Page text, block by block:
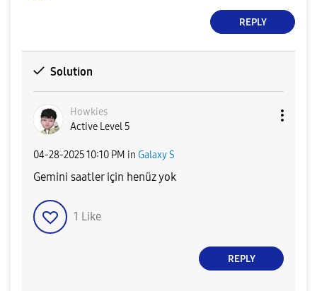
REPLY
Solution
Howkies
Active Level 5
‎04-28-202510:10 PM in Galaxy S
Gemini saatler için henüz yok
1 Like
REPLY